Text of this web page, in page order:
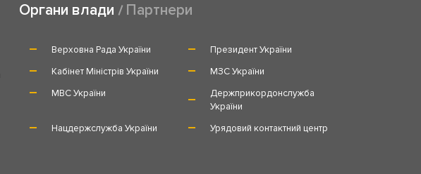
Органи влади Партнери
Верховна Рада України
Президент України
Кабінет Міністрів України
МЗС України
МВС України
Держприкордонслужба
України
Нацдержслужба України
Урядовий контактний центр